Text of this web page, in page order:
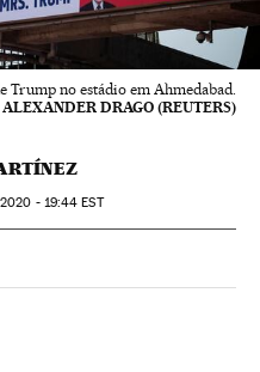
Trump no estádio em Ahmedabad.
ALEXANDER DRAGO (REUTERS)
- 19:44 EST
Sociales